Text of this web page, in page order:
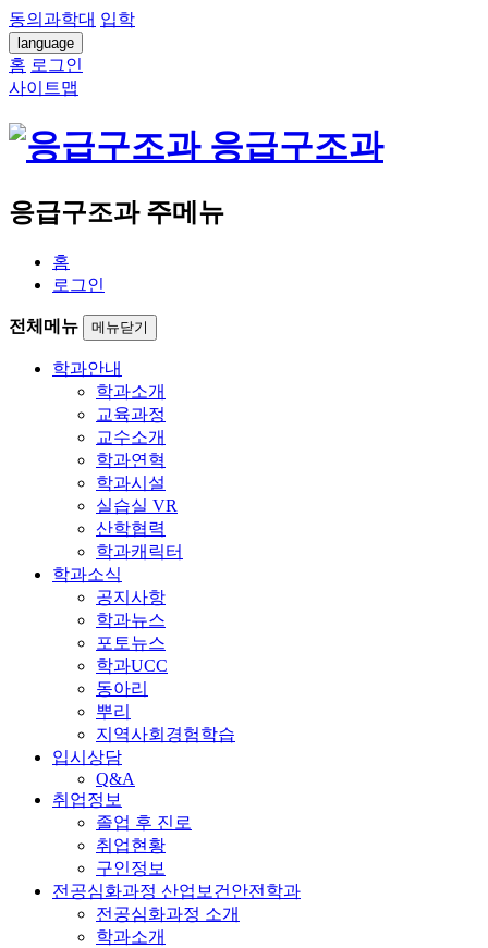
동의과학대 입학
language
홈 로그인
사이트맵
응급구조과
응급구조과 주메뉴
홈
로그인
전체메뉴 메뉴닫기
학과안내
학과소개
교육과정
교수소개
학과연혁
학과시설
실습실 VR
산학협력
학과캐릭터
학과소식
공지사항
학과뉴스
포토뉴스
학과UCC
동아리
뿌리
지역사회경험학습
입시상담
Q&A
취업정보
졸업 후 진로
취업현황
구인정보
전공심화과정 산업보건안전학과
전공심화과정 소개
학과소개